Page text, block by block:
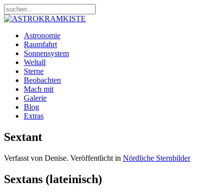
Astronomie
Raumfahrt
Sonnensystem
Weltall
Sterne
Beobachten
Mach mit
Galerie
Blog
Extras
Sextant
Verfasst von Denise. Veröffentlicht in Nördliche Sternbilder
Sextans (lateinisch)